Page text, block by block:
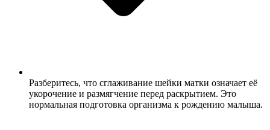
Разберитесь, что сглаживание шейки матки означает её
укорочение и размягчение перед раскрытием. Это
нормальная подготовка организма к рождению малыша.